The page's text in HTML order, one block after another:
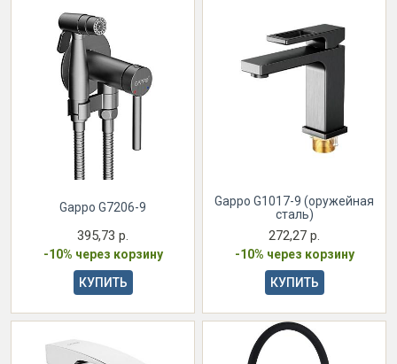
Gappo G7206-9
395,73 р.
-10% через корзину
КУПИТЬ
Gappo G1017-9 (оружейная
сталь)
272,27 р.
-10% через корзину
КУПИТЬ